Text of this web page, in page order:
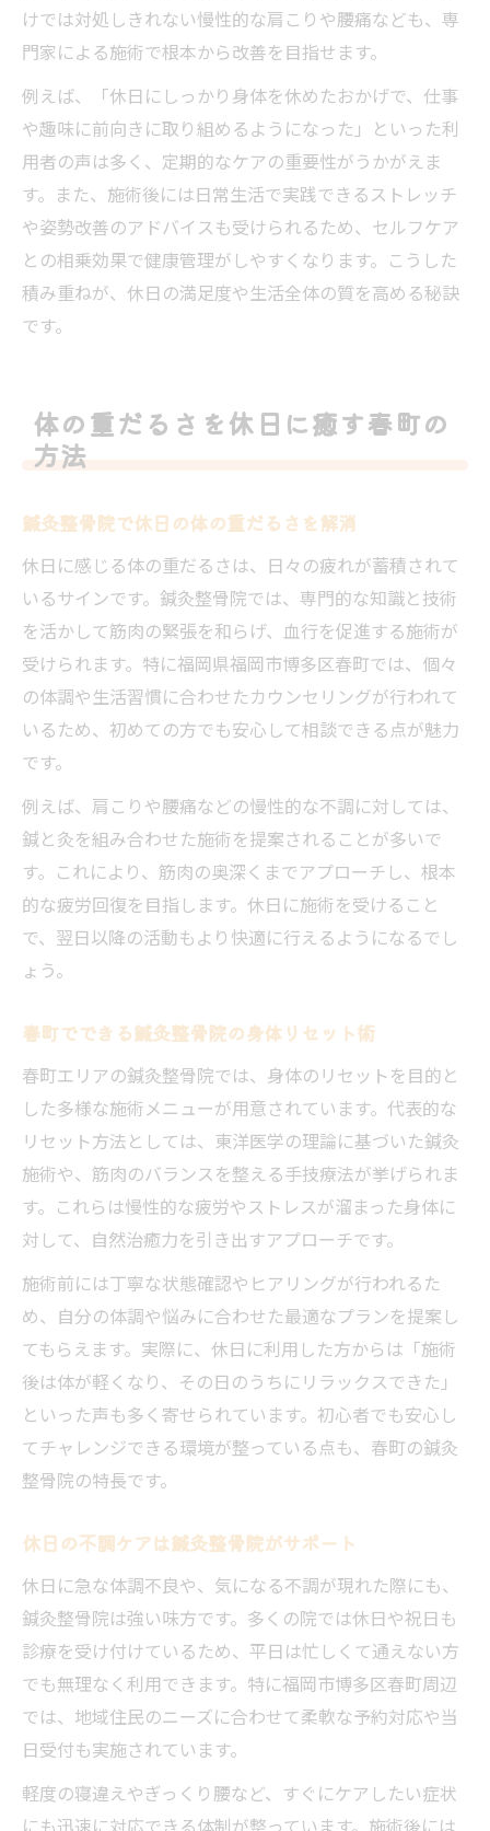
けでは対処しきれない慢性的な肩こりや腰痛なども、専
門家による施術で根本から改善を目指せます。
例えば、「休日にしっかり身体を休めたおかげで、仕事
や趣味に前向きに取り組めるようになった」といった利
用者の声は多く、定期的なケアの重要性がうかがえま
す。また、施術後には日常生活で実践できるストレッチ
や姿勢改善のアドバイスも受けられるため、セルフケア
との相乗効果で健康管理がしやすくなります。こうした
積み重ねが、休日の満足度や生活全体の質を高める秘訣
です。
体の重だるさを休日に癒す春町の
方法
鍼灸整骨院で休日の体の重だるさを解消
休日に感じる体の重だるさは、日々の疲れが蓄積されて
いるサインです。鍼灸整骨院では、専門的な知識と技術
を活かして筋肉の緊張を和らげ、血行を促進する施術が
受けられます。特に福岡県福岡市博多区春町では、個々
の体調や生活習慣に合わせたカウンセリングが行われて
いるため、初めての方でも安心して相談できる点が魅力
です。
例えば、肩こりや腰痛などの慢性的な不調に対しては、
鍼と灸を組み合わせた施術を提案されることが多いで
す。これにより、筋肉の奥深くまでアプローチし、根本
的な疲労回復を目指します。休日に施術を受けること
で、翌日以降の活動もより快適に行えるようになるでし
ょう。
春町でできる鍼灸整骨院の身体リセット術
春町エリアの鍼灸整骨院では、身体のリセットを目的と
した多様な施術メニューが用意されています。代表的な
リセット方法としては、東洋医学の理論に基づいた鍼灸
施術や、筋肉のバランスを整える手技療法が挙げられま
す。これらは慢性的な疲労やストレスが溜まった身体に
対して、自然治癒力を引き出すアプローチです。
施術前には丁寧な状態確認やヒアリングが行われるた
め、自分の体調や悩みに合わせた最適なプランを提案し
てもらえます。実際に、休日に利用した方からは「施術
後は体が軽くなり、その日のうちにリラックスできた」
といった声も多く寄せられています。初心者でも安心し
てチャレンジできる環境が整っている点も、春町の鍼灸
整骨院の特長です。
休日の不調ケアは鍼灸整骨院がサポート
休日に急な体調不良や、気になる不調が現れた際にも、
鍼灸整骨院は強い味方です。多くの院では休日や祝日も
診療を受け付けているため、平日は忙しくて通えない方
でも無理なく利用できます。特に福岡市博多区春町周辺
では、地域住民のニーズに合わせて柔軟な予約対応や当
日受付も実施されています。
軽度の寝違えやぎっくり腰など、すぐにケアしたい症状
にも迅速に対応できる体制が整っています。施術後には